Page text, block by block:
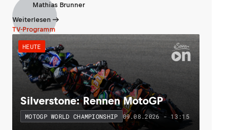
Mathias Brunner
Weiterlesen
TV-Programm
HEUTE
Silverstone: Rennen MotoGP
MOTOGP WORLD CHAMPIONSHIP 09.08.2026 - 13:15